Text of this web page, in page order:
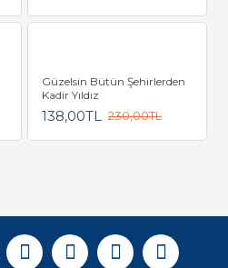
Güzelsin Bütün Şehirlerden
Kadir Yıldız
138,00TL 230,00TL